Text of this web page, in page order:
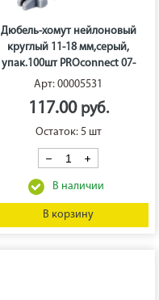
Дюбель-хомут нейлоновый
круглый 11-18 мм,серый,
упак.100шт PROconnect 07-
4502-3
Арт: 00005531
117.00
Остаток: 5 шт
В корзину